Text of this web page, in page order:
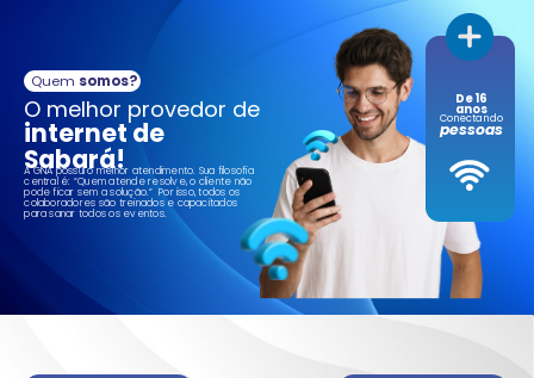
De 16
anos
Conectando
pessoas
Quem somos?
O melhor provedor de
internet de
Sabará!
A GNA possui o melhor atendimento. Sua filosofia
central é: “Quem atende resolve, o cliente não
pode ficar sem a solução.” Por isso, todos os
colaboradores são treinados e capacitados
para sanar todos os eventos.